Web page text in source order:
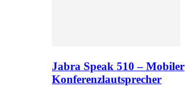
Jabra Speak 510 – Mobiler
Konferenzlautsprecher